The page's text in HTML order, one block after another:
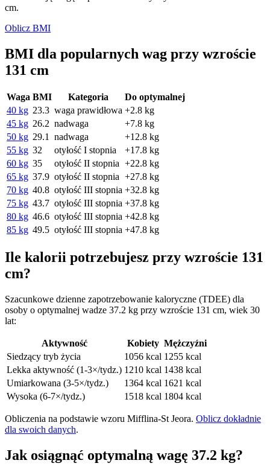
cm.
Oblicz BMI
BMI dla popularnych wag przy wzroście
131 cm
Waga BMI Kategoria
Do optymalnej
40 kg 23.3 waga prawidłowa +2.8 kg
45 kg 26.2 nadwaga
+7.8 kg
50 kg 29.1 nadwaga
+12.8 kg
55 kg 32 otyłość I stopnia
+17.8 kg
60 kg 35 otyłość II stopnia +22.8 kg
65 kg 37.9 otyłość II stopnia +27.8 kg
70 kg 40.8 otyłość III stopnia +32.8 kg
75 kg 43.7 otyłość III stopnia +37.8 kg
80 kg 46.6 otyłość III stopnia +42.8 kg
85 kg 49.5 otyłość III stopnia +47.8 kg
Ile kalorii potrzebujesz przy wzroście 131
cm?
Szacunkowe dzienne zapotrzebowanie kaloryczne (TDEE) dla
osoby o optymalnej wadze 37.2 kg przy wzroście 131 cm, wiek 30
lat:
Aktywność Kobiety Mężczyźni
Siedzący tryb życia
1056 kcal 1255 kcal
Lekka aktywność (1-3×/tydz.) 1210 kcal 1438 kcal
Umiarkowana (3-5×/tydz.)
1364 kcal 1621 kcal
Wysoka (6-7×/tydz.)
1518 kcal 1804 kcal
Obliczenia na podstawie wzoru Mifflina-St Jeora. Oblicz dokładnie
dla swoich danych.
Jak osiągnąć optymalną wagę 37.2 kg?